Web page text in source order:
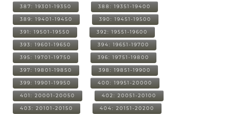
387: 19301-19350 388: 19351-19400
389: 19401-19450 390: 19451-19500
391: 19501-19550 392: 19551-19600
393: 19601-19650 394: 19651-19700
395: 19701-19750 396: 19751-19800
397: 19801-19850 398: 19851-19900
399: 19901-19950 400: 19951-20000
401: 20001-20050 402: 20051-20100
403: 20101-20150 404: 20151-20200